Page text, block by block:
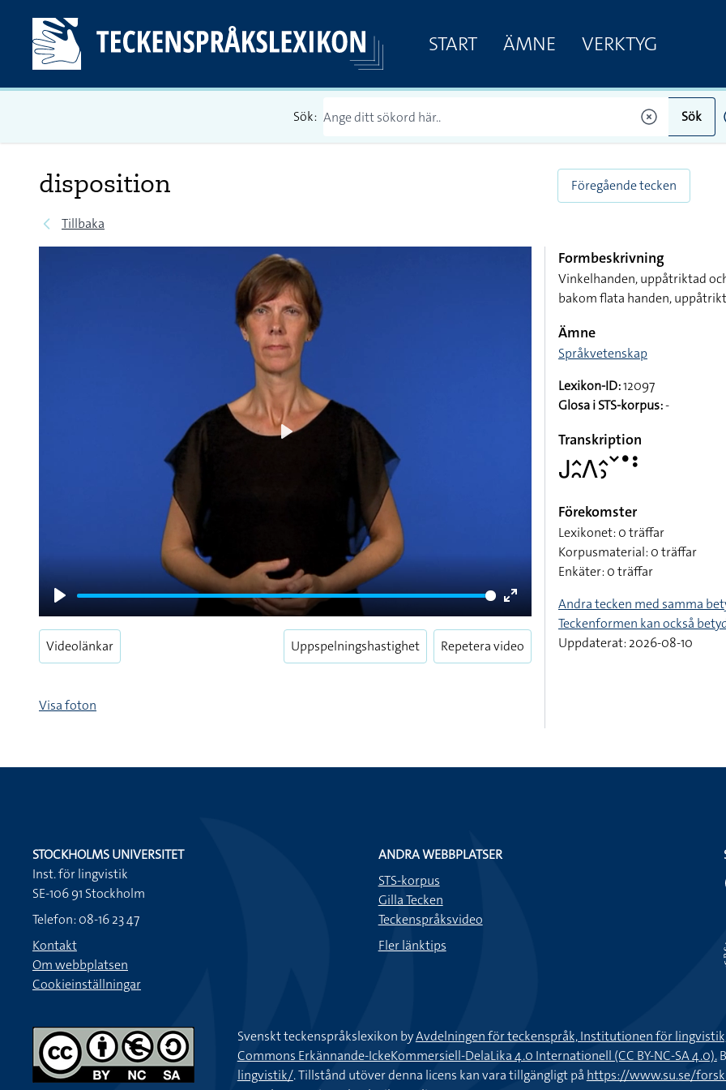
START ÄMNE VERKTYG
Sök: Sök
disposition
Tillbaka
Föregående tecken
Play
Enter
fullscreen
Videolänkar Uppspelningshastighet Repetera video
Visa foton
Formbeskrivning
Vinkelhanden, uppåtriktad
bakom flata handen,
Ämne
Språkvetenskap
Lexikon-ID:12097
Glosa i STS-korpus:-
Transkription
􌤢􌤵􌥘􌤣􌤵􌤶􌥧􌤟􌥻
Förekomster
Lexikonet: 0 träffar
Korpusmaterial: 0 träffar
Enkäter: 0 träffar
Andra tecken med samma
Teckenformen kan också
Uppdaterat: 2026-08-10
STOCKHOLMS UNIVERSITET
Inst. för lingvistik
SE-106 91 Stockholm
Telefon: 08-16 23 47
Kontakt
Om webbplatsen
Cookieinställningar
ANDRA WEBBPLATSER
STS-korpus
Gilla Tecken
Teckenspråksvideo
Fler länktips
Svenskt teckenspråkslexikon byAvdelningen för teckenspråk, Institutionen för
Commons Erkännande-IckeKommersiell-DelaLika 4.0 Internationell (CC BY-NC-SA 4.0).
lingvistik/. Tillstånd utöver denna licens kan vara tillgängligt på https://www.su.se/